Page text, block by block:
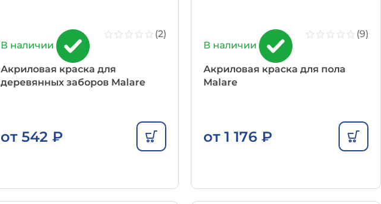
В наличии
(2)
Акриловая краска для
деревянных заборов Malare
от 542 ₽
В наличии
(9)
Акриловая краска для пола
Malare
от 1 176 ₽